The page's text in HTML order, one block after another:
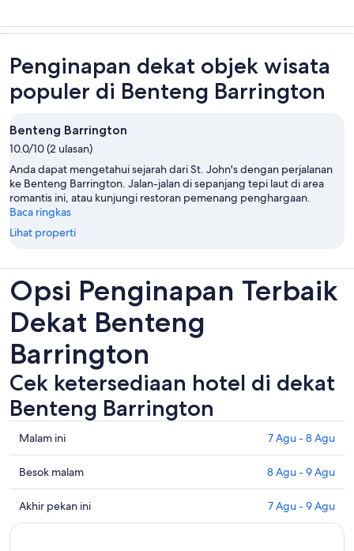
Penginapan dekat objek wisata
populer di Benteng Barrington
Benteng Barrington
10.0/10 (2 ulasan)
Anda dapat mengetahui sejarah dari St. John's dengan perjalanan
ke Benteng Barrington. Jalan-jalan di sepanjang tepi laut di area
romantis ini, atau kunjungi restoran pemenang penghargaan.
Baca ringkas
Lihat properti
Opsi Penginapan Terbaik
Dekat Benteng
Barrington
Cek ketersediaan hotel di dekat
Benteng Barrington
Periksa
semua
harga
di
dekat
Benteng
Malam ini 7 Agu - 8 Agu
Periksa
harga
dekat
dengan
Besok malam 8 Agu - 9 Agu
Periksa
semua
Akhir pekan ini 7 Agu - 9 Agu